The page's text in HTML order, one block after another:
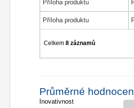
Příloha produktu
Příloha produktu
Celkem8 záznamů
Průměrné
Inovativnost